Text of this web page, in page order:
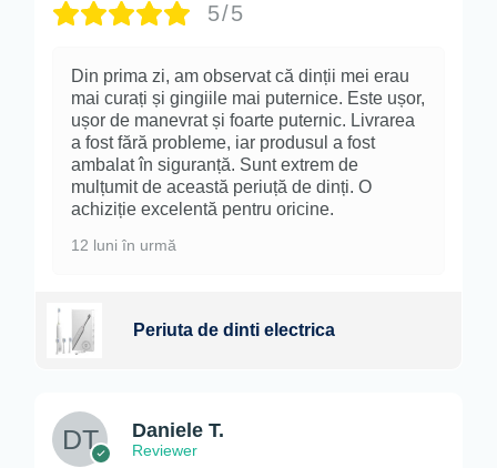
5/5
Din prima zi, am observat că dinții mei erau
mai curați și gingiile mai puternice. Este ușor,
ușor de manevrat și foarte puternic. Livrarea
a fost fără probleme, iar produsul a fost
ambalat în siguranță. Sunt extrem de
mulțumit de această periuță de dinți. O
achiziție excelentă pentru oricine.
12 luni în urmă
Periuta de dinti electrica
Daniele T.
Reviewer